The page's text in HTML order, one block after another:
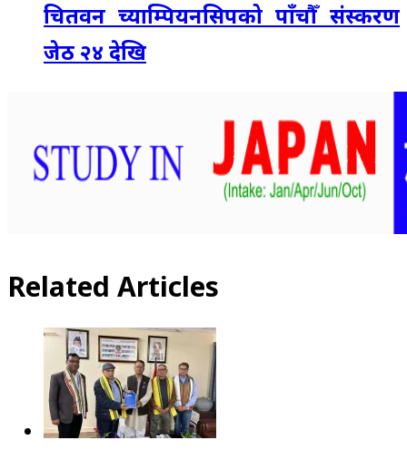
चितवन च्याम्पियनसिपको पाँचौँ संस्करण
जेठ २४ देखि
Related Articles